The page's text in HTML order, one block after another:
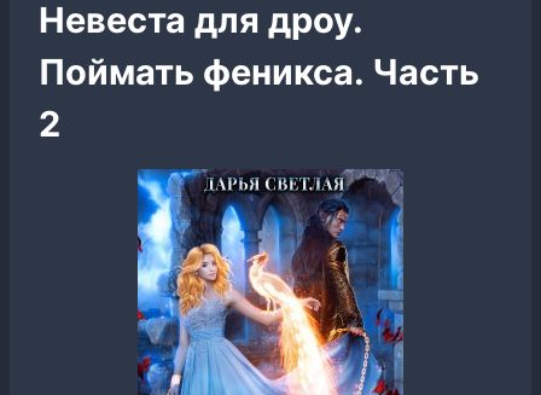
Невеста для дроу.
Поймать феникса. Часть
2